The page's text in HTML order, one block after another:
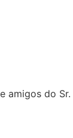
amigos do